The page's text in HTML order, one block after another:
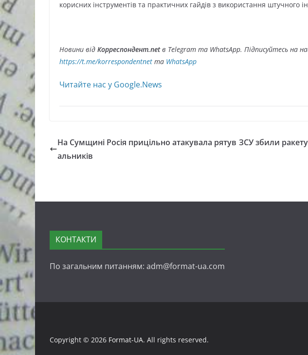
корисних інструментів та практичних гайдів з використання штучного
Новини від Корреспондент.netв Telegram та WhatsApp. Підписуйтесь на
https://t.me/korrespondentnet та WhatsApp
Читайте нас у Google.News
На Сумщині Росія прицільно атакувала рятув
альників
ЗСУ збили ракету
КОНТАКТИ
По загальним питанням: adm@format-ua.com
Copyright © 2026 Format-UA. All rights reserved.